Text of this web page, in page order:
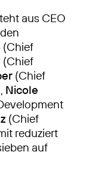
aus CEO
(Chief
(Chief
(Chief
Nicole
(Chief
reduziert
auf